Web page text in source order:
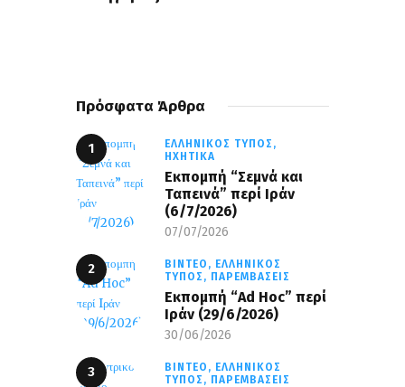
Πρόσφατα Άρθρα
ΕΛΛΗΝΙΚΌΣ ΤΎΠΟΣ,
ΗΧΗΤΙΚΆ
Εκπομπή “Σεμνά και
Ταπεινά” περί Ιράν
(6/7/2026)
07/07/2026
ΒΊΝΤΕΟ, ΕΛΛΗΝΙΚΌΣ
ΤΎΠΟΣ, ΠΑΡΕΜΒΆΣΕΙΣ
Εκπομπή “Ad Hoc” περί
Iράν (29/6/2026)
30/06/2026
ΒΊΝΤΕΟ, ΕΛΛΗΝΙΚΌΣ
ΤΎΠΟΣ, ΠΑΡΕΜΒΆΣΕΙΣ